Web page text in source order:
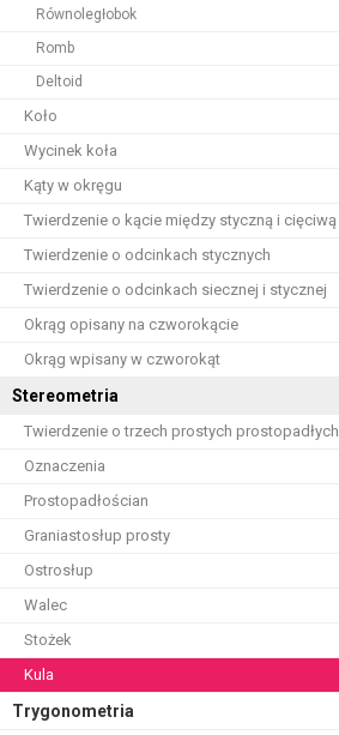
Równoległobok
Romb
Deltoid
Koło
Wycinek koła
Kąty w okręgu
Twierdzenie o kącie między styczną i cięciwą
Twierdzenie o odcinkach stycznych
Twierdzenie o odcinkach siecznej i stycznej
Okrąg opisany na czworokącie
Okrąg wpisany w czworokąt
Stereometria
Twierdzenie o trzech prostych prostopadłych
Oznaczenia
Prostopadłościan
Graniastosłup prosty
Ostrosłup
Walec
Stożek
Kula
Trygonometria